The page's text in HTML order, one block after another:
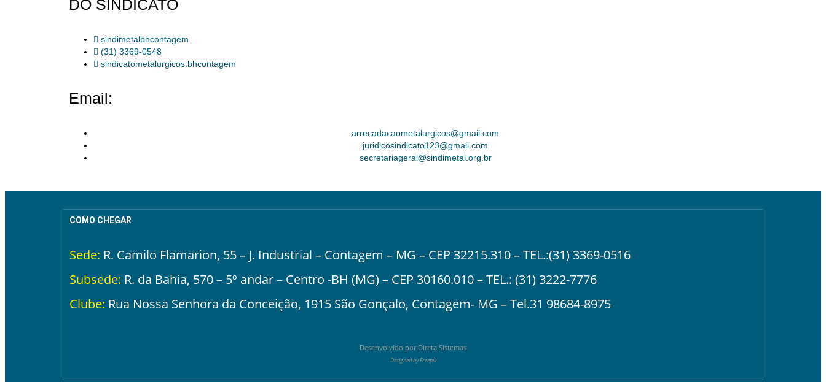
DO SINDICATO
sindimetalbhcontagem
(31) 3369-0548
sindicatometalurgicos.bhcontagem
Email:
arrecadacaometalurgicos@gmail.com
juridicosindicato123@gmail.com
secretariageral@sindimetal.org.br
COMO CHEGAR
Sede: R. Camilo Flamarion, 55 – J. Industrial – Contagem – MG – CEP 32215.310 – TEL.:(31) 3369-0516
Subsede: R. da Bahia, 570 – 5º andar – Centro -BH (MG) – CEP 30160.010 – TEL.: (31) 3222-7776
Clube: Rua Nossa Senhora da Conceição, 1915 São Gonçalo, Contagem- MG – Tel.31 98684-8975
Desenvolvido por Direta Sistemas
Designed by Freepik